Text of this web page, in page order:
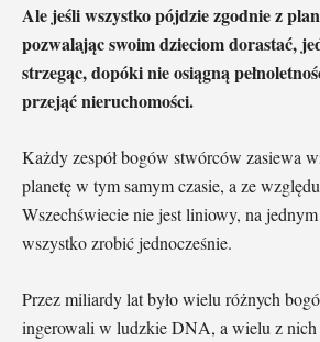
Ale jeśli wszystko pójdzie zgodnie z
pozwalając swoim dzieciom dorastać,
strzegąc, dopóki nie osiągną
przejąć nieruchomości.
Każdy zespół bogów stwórców zasiewa
planetę w tym samym czasie, a ze
Wszechświecie nie jest liniowy, na
wszystko zrobić jednocześnie.
Przez miliardy lat było wielu różnych
ingerowali w ludzkie DNA, a wielu z